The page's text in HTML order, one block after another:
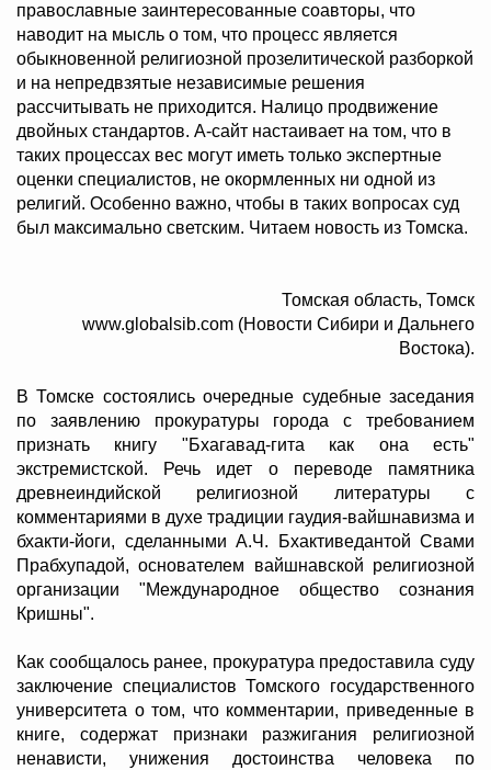
православные заинтересованные соавторы, что
наводит на мысль о том, что процесс является
обыкновенной религиозной прозелитической разборкой
и на непредвзятые независимые решения
рассчитывать не приходится. Налицо продвижение
двойных стандартов. А-сайт настаивает на том, что в
таких процессах вес могут иметь только экспертные
оценки специалистов, не окормленных ни одной из
религий. Особенно важно, чтобы в таких вопросах суд
был максимально светским. Читаем новость из Томска.
Томская область, Томск
www.globalsib.com (Новости Сибири и Дальнего
Востока).
В Томске состоялись очередные судебные заседания
по заявлению прокуратуры города с требованием
признать книгу "Бхагавад-гита как она есть"
экстремистской. Речь идет о переводе памятника
древнеиндийской религиозной литературы с
комментариями в духе традиции гаудия-вайшнавизма и
бхакти-йоги, сделанными А.Ч. Бхактиведантой Свами
Прабхупадой, основателем вайшнавской религиозной
организации "Международное общество сознания
Кришны".
Как сообщалось ранее, прокуратура предоставила суду
заключение специалистов Томского государственного
университета о том, что комментарии, приведенные в
книге, содержат признаки разжигания религиозной
ненависти, унижения достоинства человека по